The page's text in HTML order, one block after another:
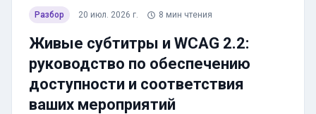
Разбор 20 июл. 2026 г. 8 мин чтения
Живые субтитры и WCAG 2.2:
руководство по обеспечению
доступности и соответствия
ваших мероприятий